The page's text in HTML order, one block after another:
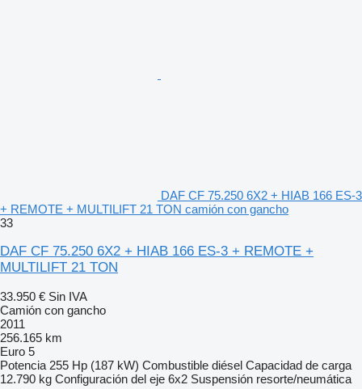
DAF CF 75.250 6X2 + HIAB 166 ES-3
+ REMOTE + MULTILIFT 21 TON camión con gancho
33
DAF CF 75.250 6X2 + HIAB 166 ES-3 + REMOTE +
MULTILIFT 21 TON
33.950 € Sin IVA
Camión con gancho
2011
256.165 km
Euro 5
Potencia 255 Hp (187 kW) Combustible diésel Capacidad de carga
12.790 kg Configuración del eje 6x2 Suspensión resorte/neumática